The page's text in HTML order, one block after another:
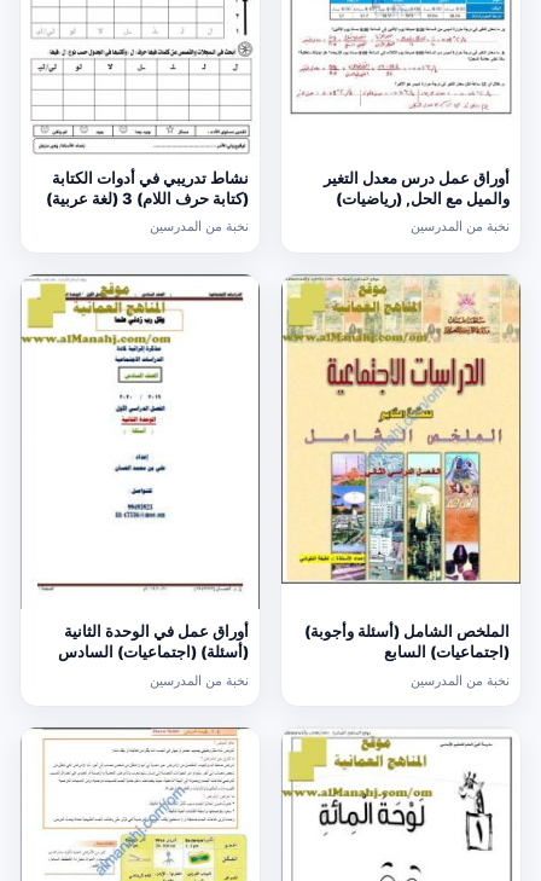
أوراق عمل درس معدل التغير
والميل مع الحل, (رياضيات)
الحادي عشر العام
نخبة من المدرسين
نشاط تدريبي في أدوات الكتابة
(كتابة حرف اللام) 3 (لغة عربية)
نخبة من المدرسين
الملخص الشامل (أسئلة وأجوبة)
(اجتماعيات) السابع
نخبة من المدرسين
أوراق عمل في الوحدة الثانية
(أسئلة) (اجتماعيات) السادس
نخبة من المدرسين